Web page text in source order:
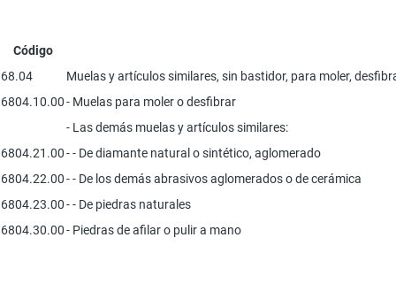
Código
68.04
Muelas y artículos similares, sin bastidor, para moler,
6804.10.00- Muelas para moler o desfibrar
- Las demás muelas y artículos similares:
6804.21.00- - De diamante natural o sintético, aglomerado
6804.22.00- - De los demás abrasivos aglomerados o de cerámica
6804.23.00- - De piedras naturales
6804.30.00- Piedras de afilar o pulir a mano